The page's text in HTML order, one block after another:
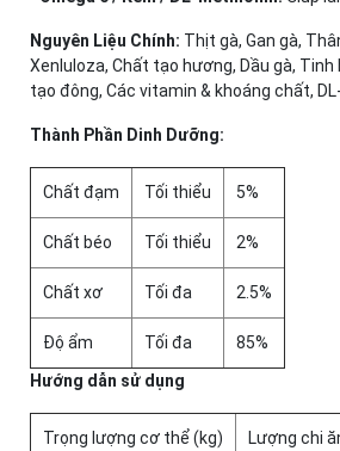
Nguyên Liệu Chính: Thịt gà, Gan gà,
Xenluloza, Chất tạo hương, Dầu gà,
tạo đông, Các vitamin & khoáng chất,
Thành Phần Dinh Dưỡng:
Chất đạm Tối thiểu 5%
Chất béo Tối thiểu 2%
Chất xơ Tối đa 2.5%
Độ ẩm Tối đa
85%
Hướng dẫn sử dụng
Trọng lượng cơ thể (kg) Lượng chi